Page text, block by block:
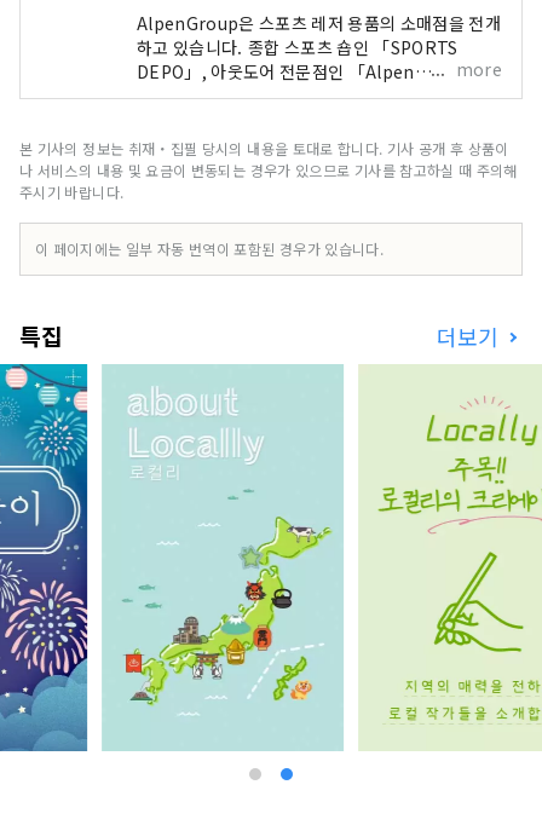
AlpenGroup은 스포츠 레저 용품의 소매점을 전개
하고 있습니다. 종합 스포츠 숍인 「SPORTS
DEPO」, 아웃도어 전문점인 「Alpen
Outdoors」, 골프 전문점인 「GOLF5」를 전국
패션성이 높은 의류나 슈즈를 풍부하게 갖추고, 스
포츠를 하는 모든 손님에게 만족하실 수 있는 구색
more
본 기사의 정보는 취재・집필 당시의 내용을 토대로 합니다. 기사 공개 후 상품이
나 서비스의 내용 및 요금이 변동되는 경우가 있으므로 기사를 참고하실 때 주의해
주시기 바랍니다.
이 페이지에는 일부 자동 번역이 포함된 경우가 있습니다.
특집 더보기